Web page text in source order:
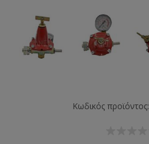
Κωδικός προϊόντος: